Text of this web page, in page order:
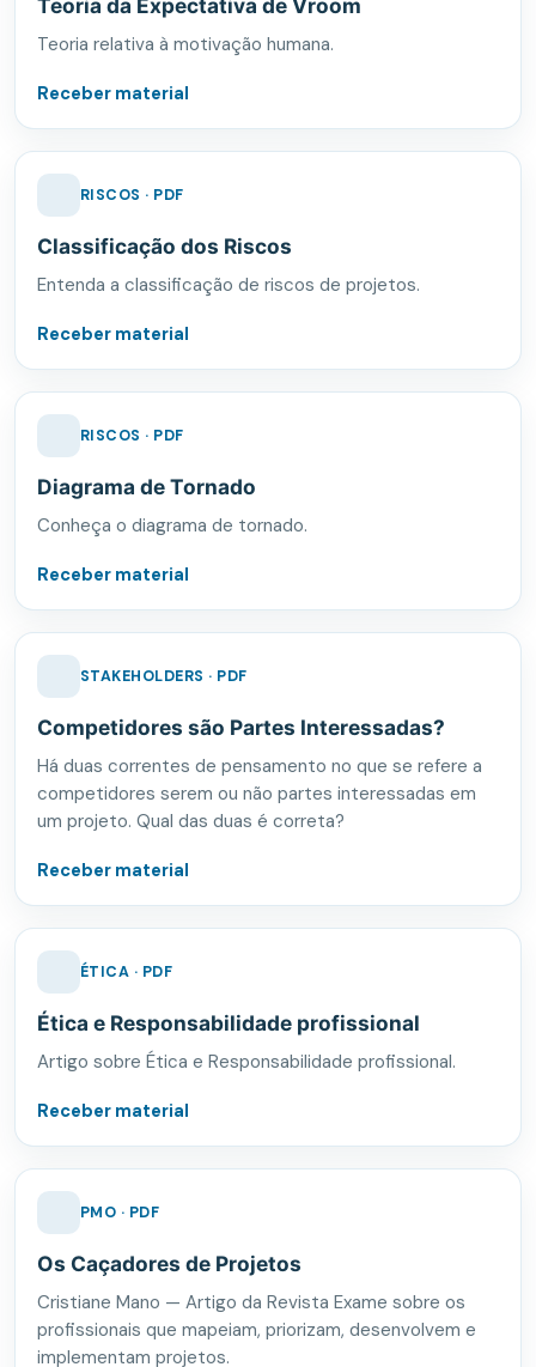
Teoria relativa à motivação humana.
Receber material
RISCOS · PDF
Classificação dos Riscos
Entenda a classificação de riscos de projetos.
Receber material
RISCOS · PDF
Diagrama de Tornado
Conheça o diagrama de tornado.
Receber material
STAKEHOLDERS · PDF
Competidores são Partes Interessadas?
Há duas correntes de pensamento no que se refere a
competidores serem ou não partes interessadas em
um projeto. Qual das duas é correta?
Receber material
ÉTICA · PDF
Ética e Responsabilidade profissional
Artigo sobre Ética e Responsabilidade profissional.
Receber material
PMO · PDF
Os Caçadores de Projetos
Cristiane Mano — Artigo da Revista Exame sobre os
profissionais que mapeiam, priorizam, desenvolvem e
implementam projetos.